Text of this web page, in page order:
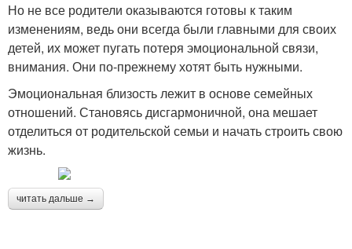
Но не все родители оказываются готовы к таким
изменениям, ведь они всегда были главными для своих
детей, их может пугать потеря эмоциональной связи,
внимания. Они по-прежнему хотят быть нужными.
Эмоциональная близость лежит в основе семейных
отношений. Становясь дисгармоничной, она мешает
отделиться от родительской семьи и начать строить свою
жизнь.
читать дальше →